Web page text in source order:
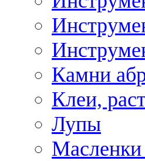
Камни
Клеи,
Лупы
Масленки